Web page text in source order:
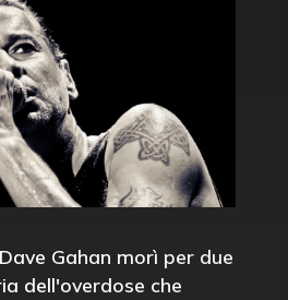
Gahan morì per due
dell'overdose che